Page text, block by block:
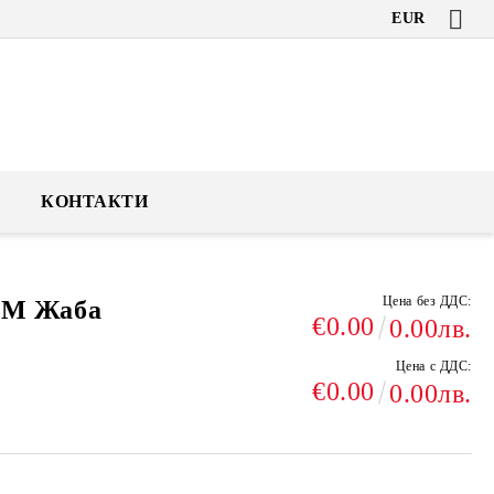
EUR
КОНТАКТИ
Жаба Цена без ДДС:
€0.00 0.00лв.
Цена с ДДС:
€0.00 0.00лв.